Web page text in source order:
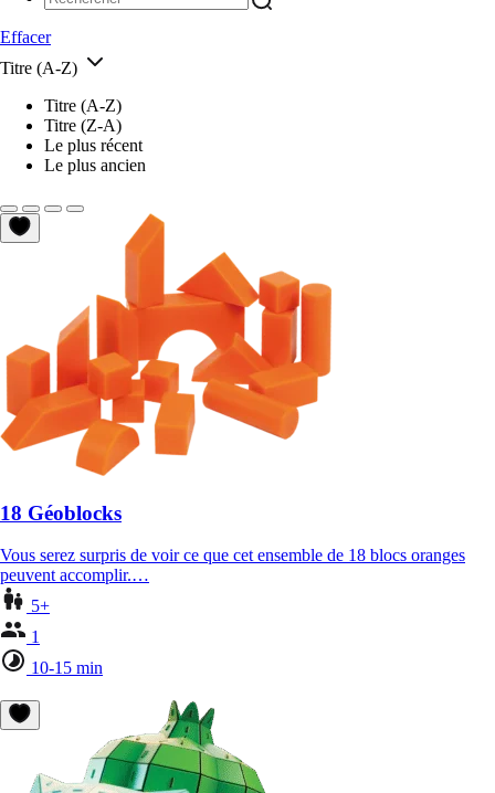
Effacer
Titre (A-Z)
Titre (A-Z)
Titre (Z-A)
Le plus récent
Le plus ancien
18 Géoblocks
Vous serez surpris de voir ce que cet ensemble de 18 blocs oranges
peuvent accomplir.…
5+
1
10-15 min